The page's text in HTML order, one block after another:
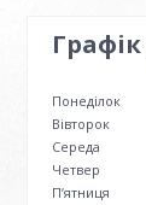
Понеділок
Вівторок
Середа
Четвер
Пʼятниця